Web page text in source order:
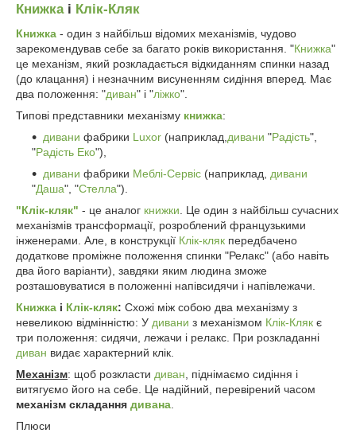
Книжкаі Клік-Кляк
Книжка - один з найбільш відомих механізмів, чудово
зарекомендував себе за багато років використання. "Книжка"
це механізм, який розкладається відкиданням спинки назад
(до клацання) і незначним висуненням сидіння вперед. Має
два положення: "диван" і "ліжко".
Типові представники механізму книжка:
дивани фабрики Luxor (наприклад, дивани "Радість",
"Радість Еко"),
дивани фабрики Меблі-Сервіс (наприклад, дивани
"Даша", "Стелла").
"Клік-кляк" - це аналог книжки . Це один з найбільш сучасних
механізмів трансформації, розроблений французькими
інженерами. Але, в конструкції Клік-кляк передбачено
додаткове проміжне положення спинки "Релакс" (або навіть
два його варіанти), завдяки яким людина зможе
розташовуватися в положенні напівсидячи і напівлежачи.
Книжка і Клік-кляк: Схожі між собою два механізму з
невеликою відмінністю: У дивани з механізмом Клік-Кляк є
три положення: сидячи, лежачи і релакс. При розкладанні
диван видає характерний клік.
Механізм: щоб розкласти диван , піднімаємо сидіння і
витягуємо його на себе. Це надійний, перевірений часом
механізм складання дивана
Плюси